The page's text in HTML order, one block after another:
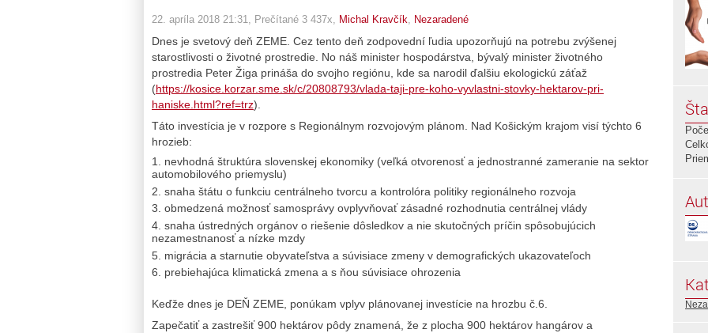
22. apríla 2018 21:31 , Prečítané 3 437x, Michal Kravčík Nezaradené
Dnes je svetový deň ZEME. Cez tento deň zodpovední ľudia upozorňujú na potrebu zvýšenej
starostlivosti o životné prostredie. No náš minister hospodárstva, bývalý minister životného
prostredia Peter Žiga prináša do svojho regiónu, kde sa narodil ďalšiu ekologickú záťaž
(https://kosice.korzar.sme.sk/c/20808793/vlada-taji-pre-koho-vyvlastni-stovky-hektarov-pri-
haniske.html?ref=trz).
Táto investícia je v rozpore s Regionálnym rozvojovým plánom. Nad Košickým krajom visí týchto 6
hrozieb:
nevhodná štruktúra slovenskej ekonomiky (veľká otvorenosť a jednostranné zameranie na sektor
automobilového priemyslu)
snaha štátu o funkciu centrálneho tvorcu a kontrolóra politiky regionálneho rozvoja
obmedzená možnosť samosprávy ovplyvňovať zásadné rozhodnutia centrálnej vlády
snaha ústredných orgánov o riešenie dôsledkov a nie skutočných príčin spôsobujúcich
nezamestnanosť a nízke mzdy
migrácia a starnutie obyvateľstva a súvisiace zmeny v demografických ukazovateľoch
prebiehajúca klimatická zmena a s ňou súvisiace ohrozenia
Keďže dnes je DEŇ ZEME, ponúkam vplyv plánovanej investície na hrozbu č.6.
Zapečatiť a zastrešiť 900 hektárov pôdy znamená, že z plocha 900 hektárov hangárov a